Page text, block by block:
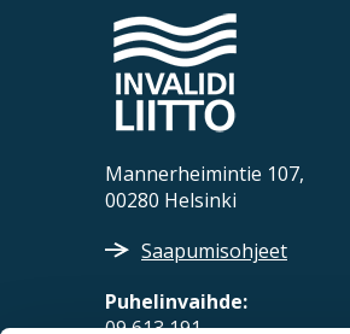
Mannerheimintie 107,
00280 Helsinki
Saapumisohjeet
Puhelinvaihde:
09 613 191